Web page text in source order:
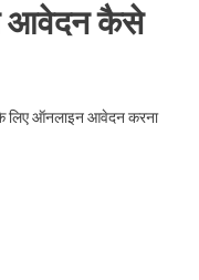
आवेदन कैसे
लिए ऑनलाइन आवेदन करना